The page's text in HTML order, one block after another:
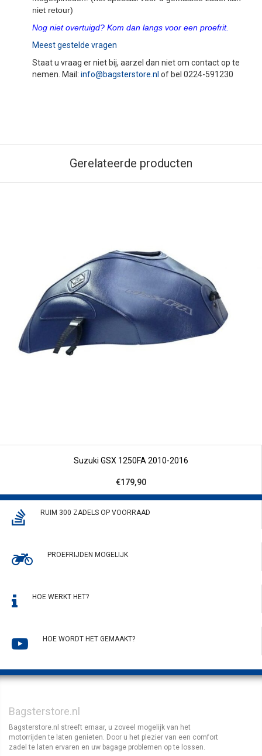
niet retour)
Nog niet overtuigd? Kom dan langs voor een proefrit.
Meest gestelde vragen
Staat u vraag er niet bij, aarzel dan niet om contact op te
nemen. Mail: info@bagsterstore.nl of bel 0224-591230
Gerelateerde producten
Suzuki GSX 1250FA 2010-2016
€179,90
RUIM 300 ZADELS OP VOORRAAD
PROEFRIJDEN MOGELIJK
HOE WERKT HET?
HOE WORDT HET GEMAAKT?
Bagsterstore.nl
Bagsterstore.nl streeft ernaar, u zoveel mogelijk van het
motorrijden te laten genieten. Door u het plezier van een comfort
zadel te laten ervaren en uw bagage problemen op te lossen.